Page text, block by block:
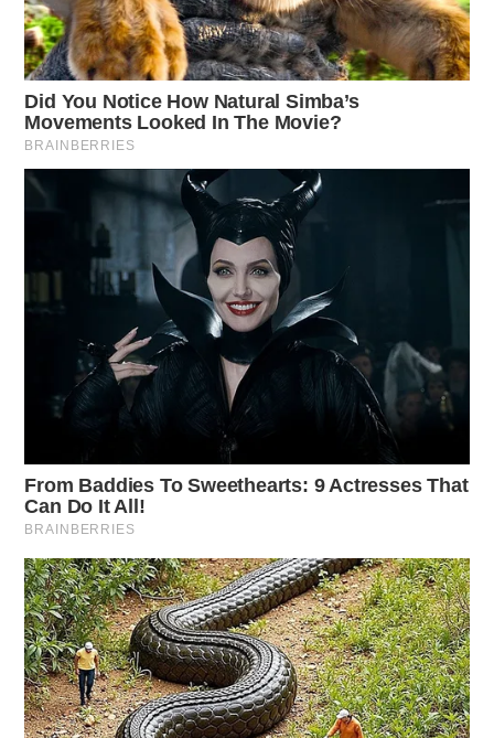
Ogni passo verso il cambiamento porta con sé
l’opportunità di apprendere come valorizzare il proprio
aspetto. In questo viaggio, si può scoprire il valore della
propria individualità e la bellezza intrinseca che ogni taglio
di capelli può esprimere.
Scopri di più su come mantenere un taglio corto fresco.
Esplora abitudini che migliorano il tuo aspetto e la tua
autostima.